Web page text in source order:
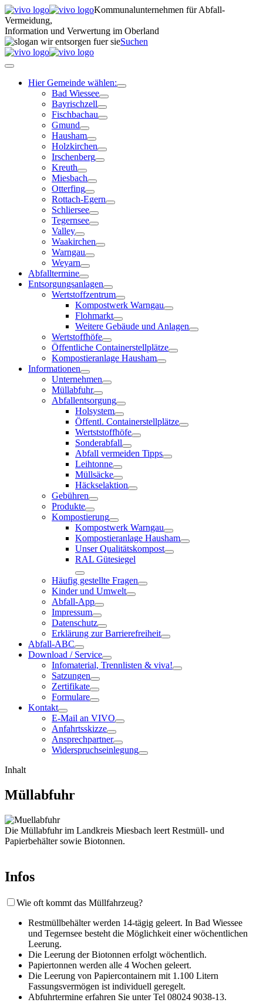
Kommunalunternehmen für Abfall-
Vermeidung,
Information und Verwertung im Oberland
Suchen
Hier Gemeinde wählen:
Bad Wiessee
Bayrischzell
Fischbachau
Gmund
Hausham
Holzkirchen
Irschenberg
Kreuth
Miesbach
Otterfing
Rottach-Egern
Schliersee
Tegernsee
Valley
Waakirchen
Warngau
Weyarn
Abfalltermine
Entsorgungsanlagen
Wertstoffzentrum
Kompostwerk Warngau
Flohmarkt
Weitere Gebäude und Anlagen
Wertstoffhöfe
Öffentliche Containerstellplätze
Kompostieranlage Hausham
Informationen
Unternehmen
Müllabfuhr
Abfallentsorgung
Holsystem
Öffentl. Containerstellplätze
Wertststoffhöfe
Sonderabfall
Abfall vermeiden Tipps
Leihtonne
Müllsäcke
Häckselaktion
Gebühren
Produkte
Kompostierung
Kompostwerk Warngau
Kompostieranlage Hausham
Unser Qualitätskompost
RAL Gütesiegel
Häufig gestellte Fragen
Kinder und Umwelt
Abfall-App
Impressum
Datenschutz
Erklärung zur Barrierefreiheit
Abfall-ABC
Download / Service
Infomaterial, Trennlisten & viva!
Satzungen
Zertifikate
Formulare
Kontakt
E-Mail an VIVO
Anfahrtsskizze
Ansprechpartner
Widerspruchseinlegung
Inhalt
Müllabfuhr
Die Müllabfuhr im Landkreis Miesbach leert Restmüll- und
Papierbehälter sowie Biotonnen.
Infos
Wie oft kommt das Müllfahrzeug?
Restmüllbehälter werden 14-tägig geleert. In Bad Wiessee
und Tegernsee besteht die Möglichkeit einer wöchentlichen
Leerung.
Die Leerung der Biotonnen erfolgt wöchentlich.
Papiertonnen werden alle 4 Wochen geleert.
Die Leerung von Papiercontainern mit 1.100 Litern
Fassungsvermögen ist individuell geregelt.
Abfuhrtermine erfahren Sie unter Tel 08024 9038-13.